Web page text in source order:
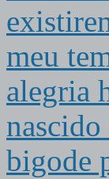
meu
alegria
bigode